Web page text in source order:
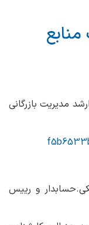
مدیریت بازرگانی
و رییس